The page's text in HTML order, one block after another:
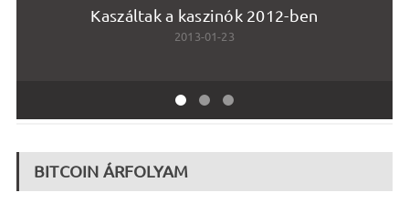
Kaszáltak a kaszinók 2012-ben
2013-01-23
BITCOIN ÁRFOLYAM